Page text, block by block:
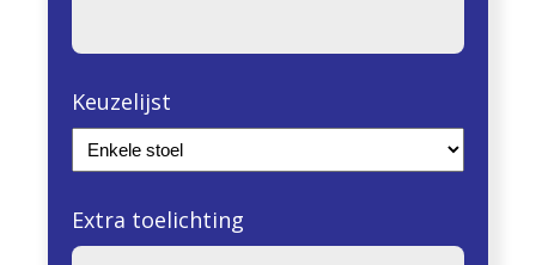
Keuzelijst
Extra toelichting